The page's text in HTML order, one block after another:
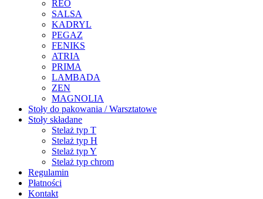
REO
SALSA
KADRYL
PEGAZ
FENIKS
ATRIA
PRIMA
LAMBADA
ZEN
MAGNOLIA
Stoły do pakowania / Warsztatowe
Stoły składane
Stelaż typ T
Stelaż typ H
Stelaż typ Y
Stelaż typ chrom
Regulamin
Płatności
Kontakt